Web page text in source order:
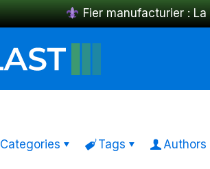
Fier manufacturier :
Categories Tags Authors